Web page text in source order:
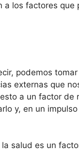
a los factores que
podemos
externas que
a un factor de
y, en un
salud es un